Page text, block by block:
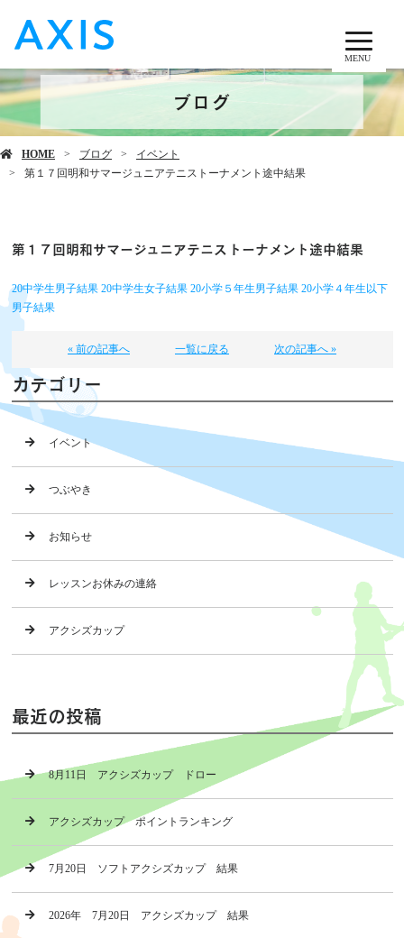
MENU
ブログ
HOME ブログ
イベント
第１７回明和サマージュニアテニストーナメント途中結果
第１７回明和サマージュニアテニストーナメント途中結果
20中学生男子結果 20中学生女子結果 20小学５年生男子結果 20小学４年生以下
男子結果
« 前の記事へ 一覧に戻る 次の記事へ »
カテゴリー
イベント
つぶやき
お知らせ
レッスンお休みの連絡
アクシズカップ
最近の投稿
8月11日 アクシズカップ ドロー
アクシズカップ ポイントランキング
7月20日 ソフトアクシズカップ 結果
2026年 7月20日 アクシズカップ 結果